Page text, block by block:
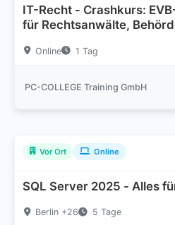
IT-Recht - Crashkurs:
für Rechtsanwälte,
Online 1 Tag
PC-COLLEGE Training GmbH
Vor Ort Online
SQL Server 2025 - Alles
Berlin +26 5 Tage